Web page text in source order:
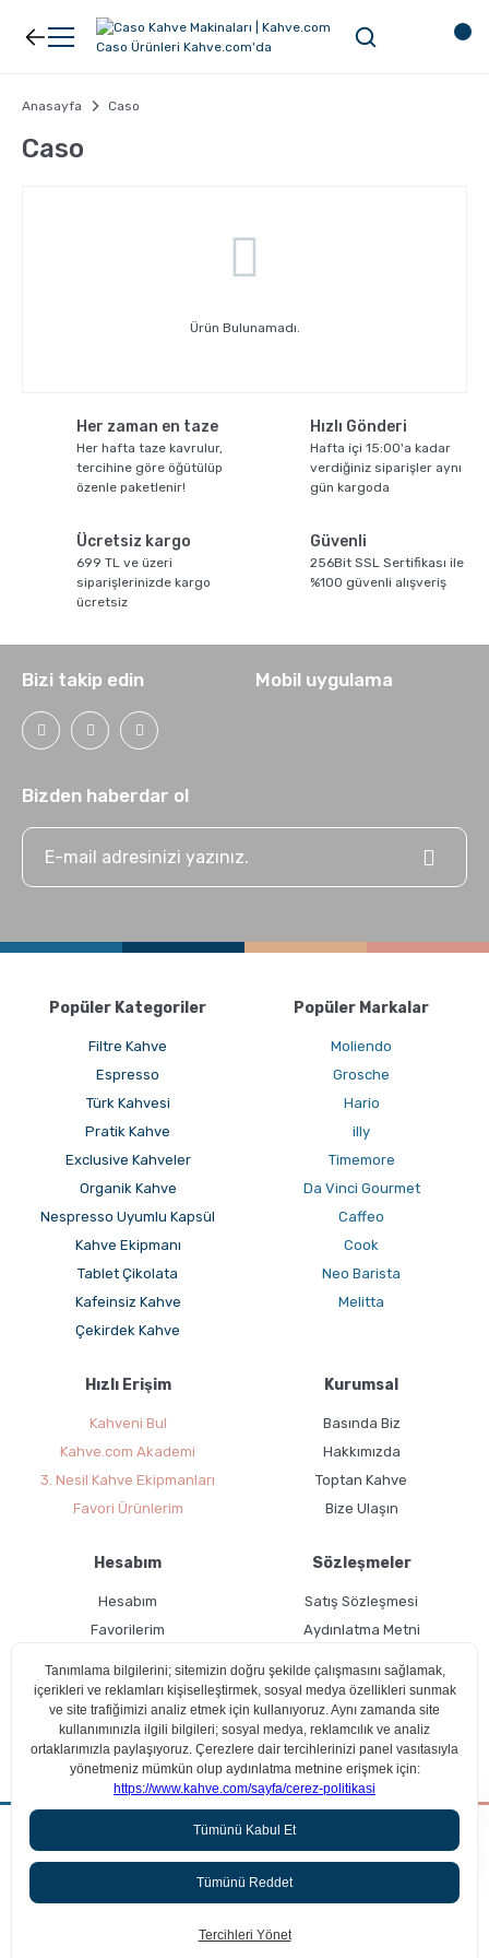
Geri Dön
Kahve
Nespresso Uyumlu Kapsül Kahve
Exclusive Kahveler
Hindiba Kahvesi
Geri Dön
Ekipman
Soğuk Kahve Demleme Ekipmanları
Tartı ve Ölçüler
Anasayfa Caso
Caso
Ürün Bulunamadı.
Her zaman en taze
Her hafta taze kavrulur,
tercihine göre öğütülüp
özenle paketlenir!
Hızlı Gönderi
Hafta içi 15:00'a kadar
verdiğiniz siparişler aynı
gün kargoda
Ücretsiz kargo
699 TL ve üzeri
siparişlerinizde kargo
ücretsiz
Güvenli
256Bit SSL Sertifikası ile
%100 güvenli alışveriş
Bizi takip edin
Bizden haberdar ol
Mobil uygulama
Popüler Kategoriler
Filtre Kahve
Espresso
Türk Kahvesi
Pratik Kahve
Exclusive Kahveler
Organik Kahve
Nespresso Uyumlu Kapsül
Kahve Ekipmanı
Tablet Çikolata
Kafeinsiz Kahve
Çekirdek Kahve
Popüler Markalar
Moliendo
Grosche
Hario
illy
Timemore
Da Vinci Gourmet
Caffeo
Cook
Neo Barista
Melitta
Hızlı Erişim
Kahveni Bul
Kahve.com Akademi
3. Nesil Kahve Ekipmanları
Favori Ürünlerim
Kurumsal
Basında Biz
Hakkımızda
Toptan Kahve
Bize Ulaşın
Hesabım
Hesabım
Favorilerim
Ücretsiz Üyelik
Sözleşmeler
Satış Sözleşmesi
Aydınlatma Metni
Kullanım Koşulları
Çerez Politikası
Aradığın kahveyi beraber bulalım!